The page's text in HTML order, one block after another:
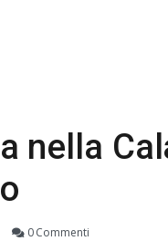
nella
0 Commenti